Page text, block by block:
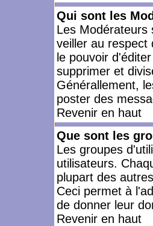
Qui sont les
Les Modérateurs
veiller au respect
le pouvoir
supprimer et
Générallement,
poster des
Revenir en haut
Que sont les
Les groupes
utilisateurs.
plupart des
Ceci permet à
de donner leur
Revenir en haut